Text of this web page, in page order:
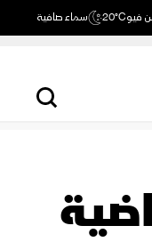
فيو20°C سماء صافية